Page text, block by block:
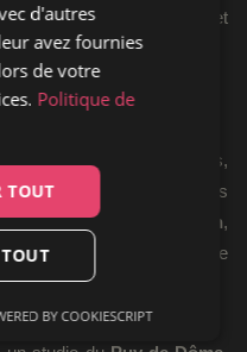
du duo
et
ne sont jamais loin.
et la scène
enchaîne les compositions,
plusieurs artistes dans
ou encore le Bataclan,
son parcours. Cette
dans
d'autres
avez fournies
de votre
Politique de
TOUT
TOUT
BY COOKIESCRIPT